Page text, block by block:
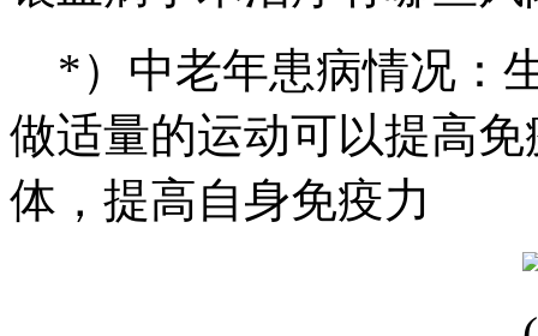
*）中老年患病情况：
做适量的运动可以提高
体，提高自身免疫力